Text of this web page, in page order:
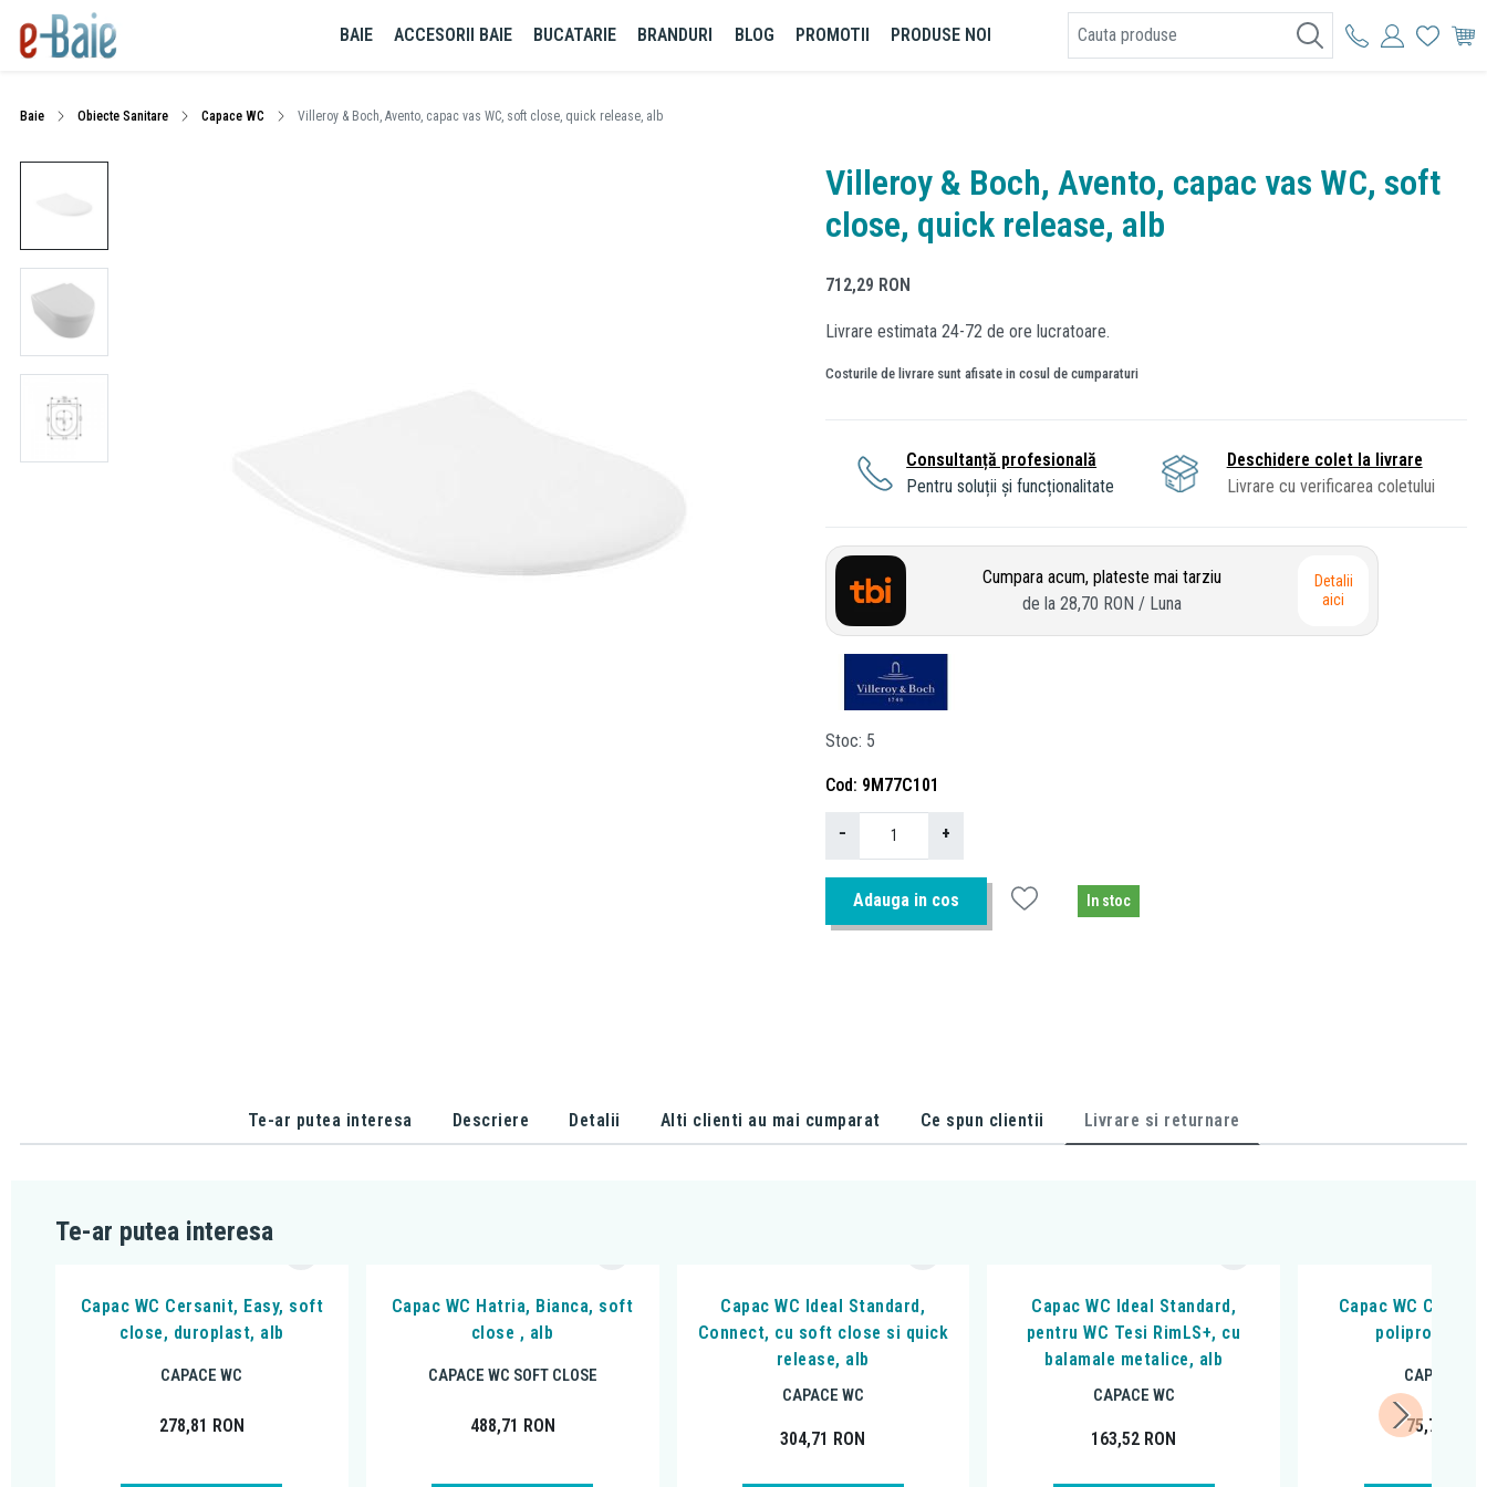
BAIE ACCESORII BAIE BUCATARIE BRANDURI BLOG PROMOTII PRODUSE NOI
Baie Obiecte Sanitare Capace WC Villeroy & Boch, Avento, capac vas WC, soft close, quick release, alb
Villeroy & Boch, Avento, capac vas WC, soft
close, quick release, alb
712,29 RON
Livrare estimata 24-72 de ore lucratoare.
Costurile de livrare sunt afisate in cosul de cumparaturi
Consultanță profesională
Pentru soluții și funcționalitate
Deschidere colet la livrare
Livrare cu verificarea coletului
Cumpara acum, plateste mai tarziu
de la 28,70 RON / Luna
Detalii
aici
Stoc 5
Cod 9M77C101
− +
Adauga in cos In stoc
Te-ar putea interesa Descriere Detalii Alti clienti au mai cumparat Ce spun clientii Livrare si returnare
Te-ar putea interesa
Capac WC Cersanit, Easy, soft
close, duroplast, alb
CAPACE WC
278,81 RON
Capac WC Hatria, Bianca, soft
close , alb
CAPACE WC SOFT CLOSE
488,71 RON
Capac WC Ideal Standard,
Connect, cu soft close si quick
release, alb
CAPACE WC
304,71 RON
Capac WC Ideal Standard,
pentru WC Tesi RimLS+, cu
balamale metalice, alb
CAPACE WC
163,52 RON
Capac WC
CAPACE WC
75,79